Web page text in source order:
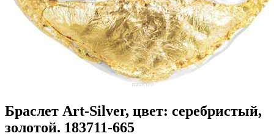
Браслет Art-Silver, цвет: серебристый,
золотой. 183711-665